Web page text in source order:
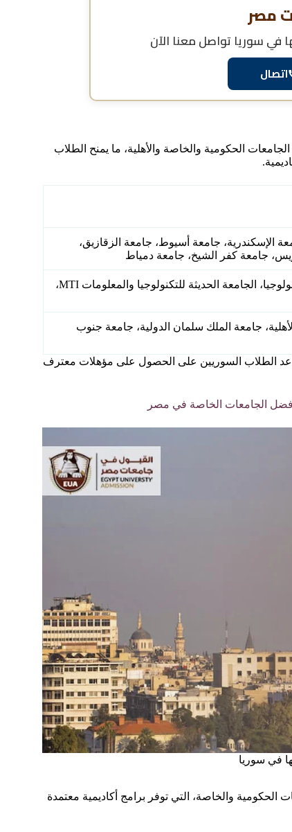
مصر
في سوريا تواصل معنا الآن
اتصال
الحكومية والخاصة والأهلية، ما يمنح الطلاب
الإسكندرية، جامعة أسيوط، جامعة الزقازيق،
جامعة كفر الشيخ، جامعة دمياط
جامعة 6 أكتوبر، جامعة النهضة، جامعة مصر للعلوم والتكنولوجيا، الجامعة الحديثة للتكنولوجيا والمعلومات MTI،
جامعة الملك سلمان الدولية، جامعة جنوب
الطلاب السوريين على الحصول على مؤهلات معترف
أفضل الجامعات الخاصة في مصر
في سوريا
والخاصة، التي توفر برامج أكاديمية معتمدة